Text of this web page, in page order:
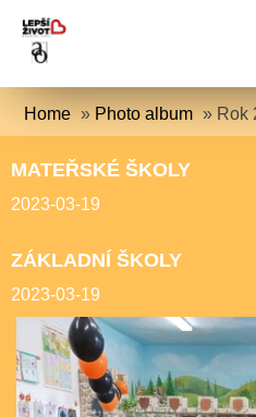
Home » Photo album » Rok
MATEŘSKÉ ŠKOLY
2023-03-19
ZÁKLADNÍ ŠKOLY
2023-03-19